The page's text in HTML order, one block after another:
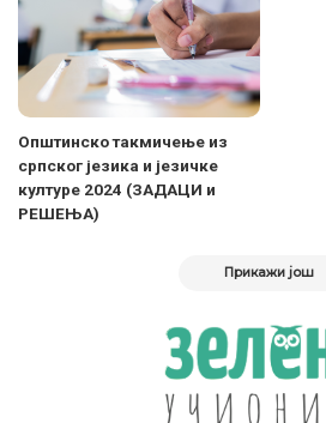
Општинско такмичење из
српског језика и језичке
културе 2024 (ЗАДАЦИ и
РЕШЕЊА)
Прикажи још